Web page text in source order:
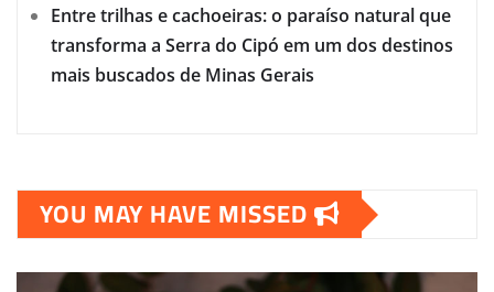
Entre trilhas e cachoeiras: o paraíso natural que
transforma a Serra do Cipó em um dos destinos
mais buscados de Minas Gerais
YOU MAY HAVE MISSED